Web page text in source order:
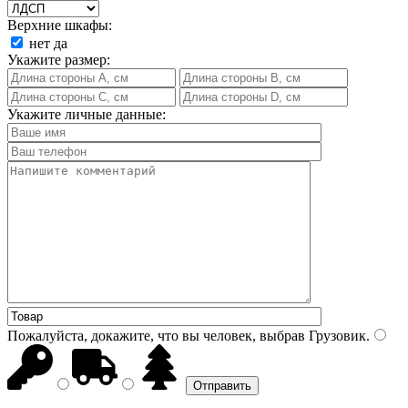
Верхние шкафы:
нет да
Укажите размер:
Укажите личные данные:
Пожалуйста, докажите, что вы человек, выбрав Грузовик.